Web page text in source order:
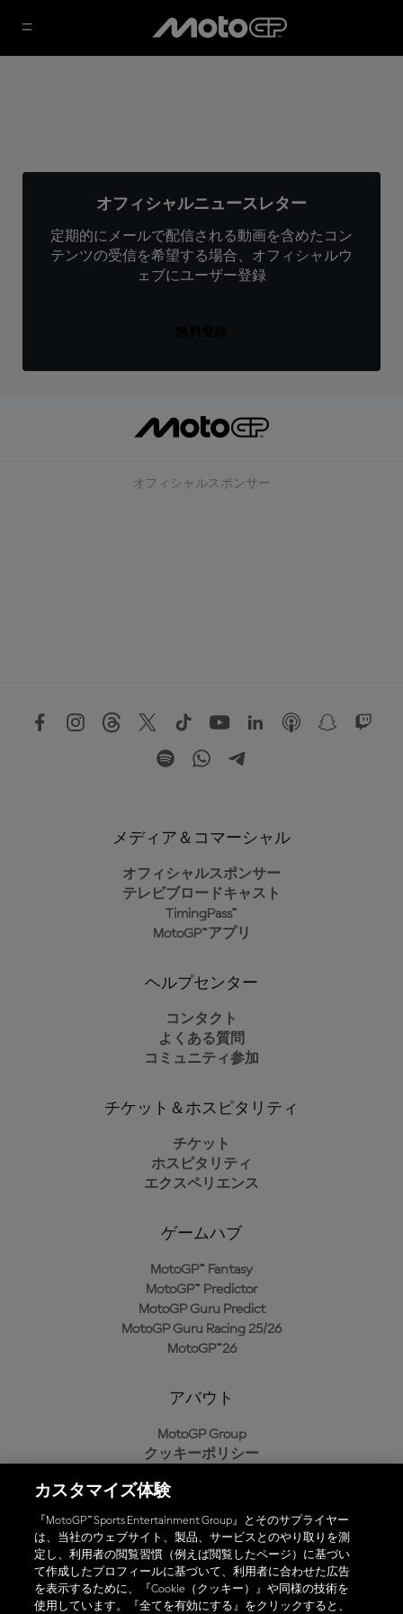
オフィシャルニュースレター
定期的にメールで配信される動画を含めたコン
テンツの受信を希望する場合、オフィシャルウ
ェブにユーザー登録
オフィシャルスポンサー
メディア＆コマーシャル
オフィシャルスポンサー
テレビブロードキャスト
TimingPass™
MotoGP™アプリ
ヘルプセンター
コンタクト
よくある質問
コミュニティ参加
チケット＆ホスピタリティ
チケット
ホスピタリティ
エクスペリエンス
ゲームハブ
MotoGP™ Fantasy
MotoGP™ Predictor
MotoGP Guru Predict
MotoGP Guru Racing 25/26
MotoGP™26
アバウト
MotoGP Group
クッキーポリシー
プライバシーポリシー
購入ポリシー
オフィシャルアプリ
カスタマイズ体験
『MotoGP™ Sports Entertainment Group』とそのサプライヤー
は、当社のウェブサイト、製品、サービスとのやり取りを測
定し、利用者の閲覧習慣（例えば閲覧したページ）に基づい
て作成したプロフィールに基づいて、利用者に合わせた広告
を表示するために、『Cookie（クッキー）』や同様の技術を
使用しています。『全てを有効にする』をクリックすると、